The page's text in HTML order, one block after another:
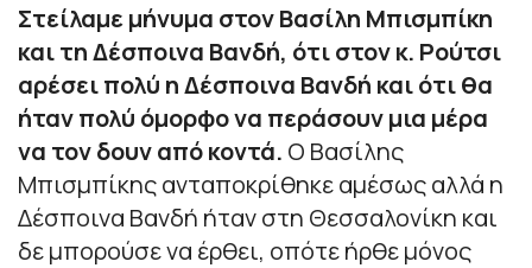
Στείλαμε μήνυμα στον Βασίλη Μπισμπίκη
και τη Δέσποινα Βανδή, ότι στον κ. Ρούτσι
αρέσει πολύ η Δέσποινα Βανδή και ότι θα
ήταν πολύ όμορφο να περάσουν μια μέρα
να τον δουν από κοντά. Ο Βασίλης
Μπισμπίκης ανταποκρίθηκε αμέσως αλλά η
Δέσποινα Βανδή ήταν στη Θεσσαλονίκη και
δε μπορούσε να έρθει, οπότε ήρθε μόνος